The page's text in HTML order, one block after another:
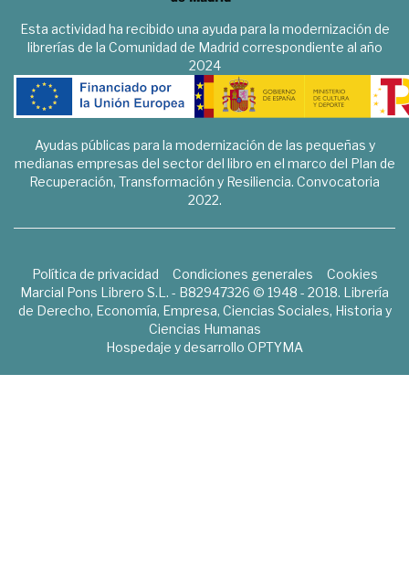
Esta actividad ha recibido una ayuda para la modernización de
librerías de la Comunidad de Madrid correspondiente al año
2024
Ayudas públicas para la modernización de las pequeñas y
medianas empresas del sector del libro en el marco del Plan de
Recuperación, Transformación y Resiliencia. Convocatoria
2022.
Política de privacidad Condiciones generales
Cookies
Marcial Pons Librero S.L. - B82947326 © 1948 - 2018. Librería
de Derecho, Economía, Empresa, Ciencias Sociales, Historia y
Ciencias Humanas
Hospedaje y desarrollo OPTYMA